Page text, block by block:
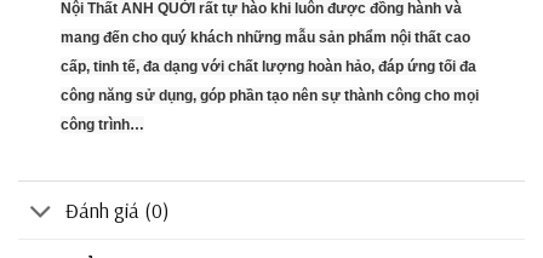
Nội Thất ANH QUỚI rất tự hào khi luôn được đồng hành và
mang đến cho quý khách những mẫu sản phẩm nội thất cao
cấp, tinh tế, đa dạng với chất lượng hoàn hảo, đáp ứng tối đa
công năng sử dụng, góp phần tạo nên sự thành công cho mọi
công trình…
Đánh giá (0)